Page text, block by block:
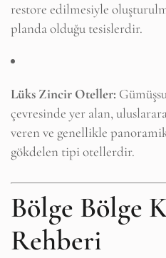
restore edilmesiyle
planda olduğu tesislerdir.
Lüks Zincir Oteller:
çevresinde yer alan,
veren ve genellikle
gökdelen tipi otellerdir.
Bölge Bölge
Rehberi